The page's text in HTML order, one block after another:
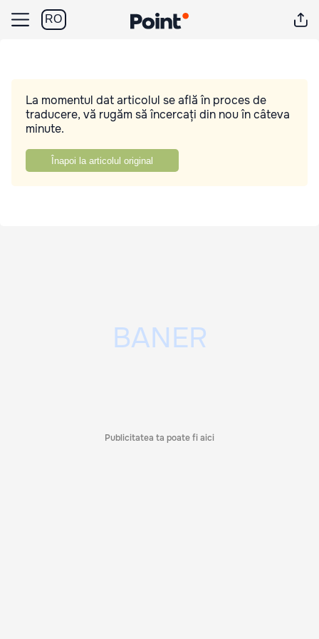
RO
La momentul dat articolul se află în proces de
traducere, vă rugăm să încercați din nou în câteva
minute.
Înapoi la articolul original
Publicitatea ta poate fi aici